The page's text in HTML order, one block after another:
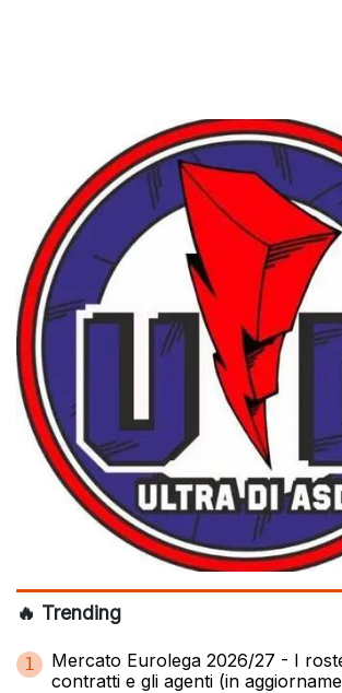
🔥 Trending
1
Mercato Eurolega 2026/27 - I
contratti e gli agenti (in